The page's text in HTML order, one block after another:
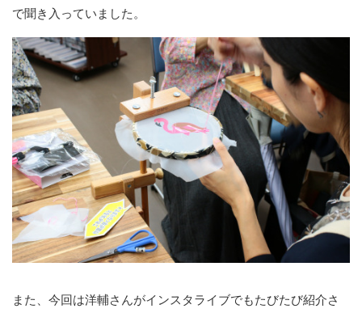
で聞き入っていました。
また、今回は洋輔さんがインスタライブでもたびたび紹介さ